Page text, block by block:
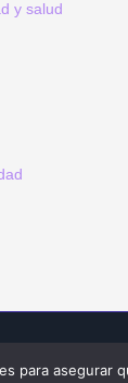
y salud
para asegurar